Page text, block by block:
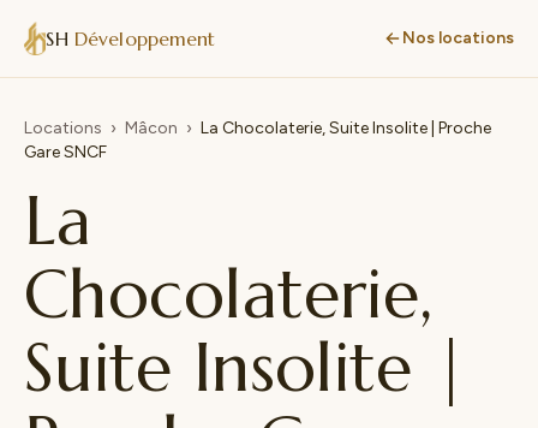
SH Développement Nos locations
Locations › Mâcon › La Chocolaterie, Suite Insolite | Proche
Gare SNCF
La
Chocolaterie,
Suite Insolite |